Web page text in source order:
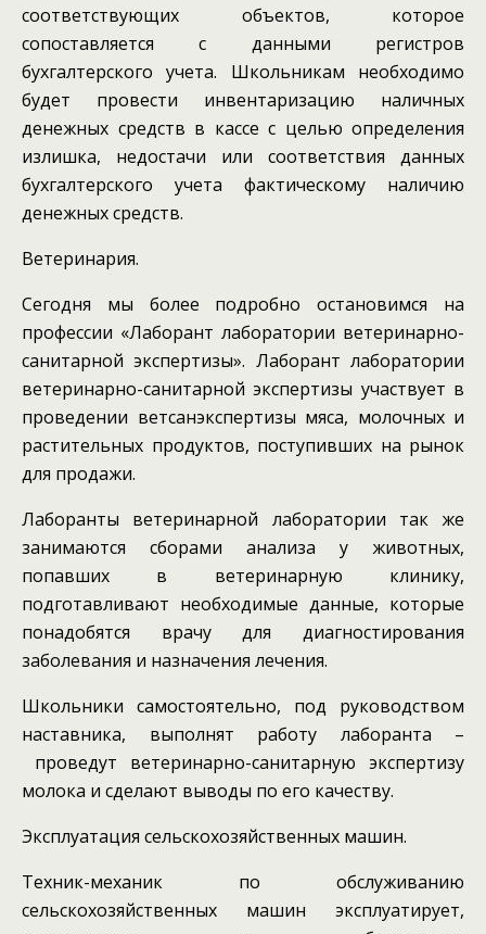
соответствующих объектов, которое
сопоставляется с данными регистров
бухгалтерского учета. Школьникам необходимо
будет провести инвентаризацию наличных
денежных средств в кассе с целью определения
излишка, недостачи или соответствия данных
бухгалтерского учета фактическому наличию
денежных средств.
Ветеринария.
Сегодня мы более подробно остановимся на
профессии «Лаборант лаборатории ветеринарно-
санитарной экспертизы». Лаборант лаборатории
ветеринарно-санитарной экспертизы участвует в
проведении ветсанэкспертизы мяса, молочных и
растительных продуктов, поступивших на рынок
для продажи.
Лаборанты ветеринарной лаборатории так же
занимаются сборами анализа у животных,
попавших в ветеринарную клинику,
подготавливают необходимые данные, которые
понадобятся врачу для диагностирования
заболевания и назначения лечения.
Школьники самостоятельно, под руководством
наставника, выполнят работу лаборанта –
проведут ветеринарно-санитарную экспертизу
молока и сделают выводы по его качеству.
Эксплуатация сельскохозяйственных машин.
Техник-механик по обслуживанию
сельскохозяйственных машин эксплуатирует,